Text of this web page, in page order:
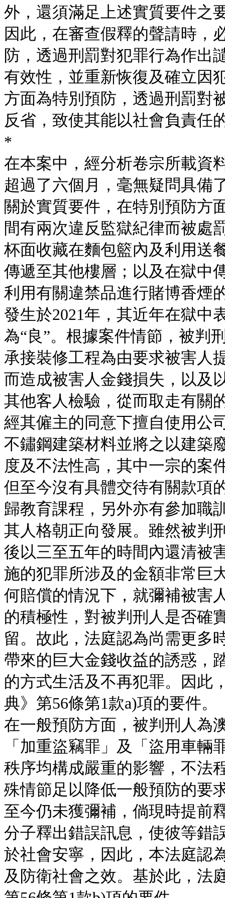
外，還須滿足上述實質要件之
因此，在審查假釋的聲請時，
防，透過刑罰對犯罪行為作出
有效性，並重新恢復及確立因
方面為特別預防，透過刑罰對
反省，致使其能以社會負責任
*
在本案中，經分析卷宗所載資
超過了六個月，毫無疑問具備
關於實質要件，在特別預防方
間有兩次違反監獄紀律而被處
杯面收藏在麵包籃內及利用送
傳遞至其他樓層；以及在獄中
利用有關違禁品進行賭博香煙
發生於2021年，其近年在獄中
為“良”。根據案件情節，被判
承接裝修工程為由要求被害人
而造成被害人金錢損失，以及
其他客人檢驗，從而取走有關
經其僱主的同意下擅自使用公
不鏽鋼建築材料並將之以建築
度及不法性高，其中一宗的案
但至今沒有具體交待有關款項
歸教育課程，另外亦有參加職
其人格朝正向發展。雖然被判
後以三至五年的時間內還清被
施的犯罪所涉及的金額非常巨
何賠償的情況下，就彌補被害
的積極性，對被判刑人是否確
留。故此，法庭認為尚需更多
帶來的巨大金錢收益的誘惑，
的方式生活及不再犯罪。因此
典》第56條第1款a)項的要件。
在一般預防方面，被判刑人為
「加重盜竊罪」及「盜用車
秩序均構成嚴重的影響，不法
殊情節足以降低一般預防的要
至今仍未獲彌補，倘現時提前
分子釋出錯誤訊息，使彼等錯
於社會安寧，因此，本法庭認
及防衛社會之效。基於此，法